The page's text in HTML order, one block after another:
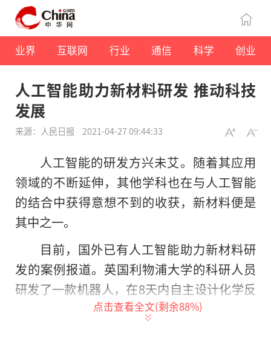
业界 互联网 行业 通信 科学 创业
人工智能助力新材料研发 推动科技
发展
来源：人民日报 2021-04-27 09:44:33
人工智能的研发方兴未艾。随着其应用
领域的不断延伸，其他学科也在与人工智能
的结合中获得意想不到的收获，新材料便是
其中之一。
目前，国外已有人工智能助力新材料研
发的案例报道。英国利物浦大学的科研人员
研发了一款机器人，在8天内自主设计化学反
应路线，完成了688个实验，找到一种高效催
点击查看全文(剩余88%)